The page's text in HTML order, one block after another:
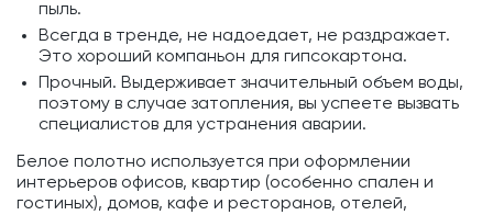
пыль.
Всегда в тренде, не надоедает, не раздражает.
Это хороший компаньон для гипсокартона.
Прочный. Выдерживает значительный объем воды,
поэтому в случае затопления, вы успеете вызвать
специалистов для устранения аварии.
Белое полотно используется при оформлении
интерьеров офисов, квартир (особенно спален и
гостиных), домов, кафе и ресторанов, отелей,